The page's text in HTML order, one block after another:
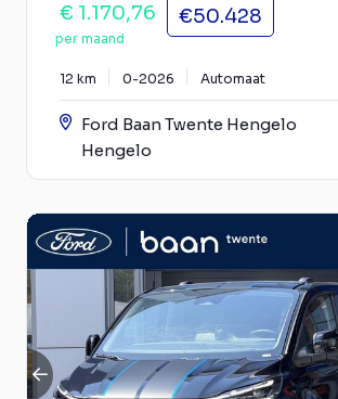
€ 1.170,76
per maand
€50.428
12 km 0-2026 Automaat
Ford Baan Twente Hengelo
Hengelo